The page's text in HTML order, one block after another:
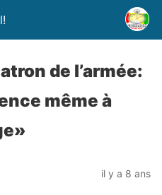
de l’armée:
même à
il y a 8 ans